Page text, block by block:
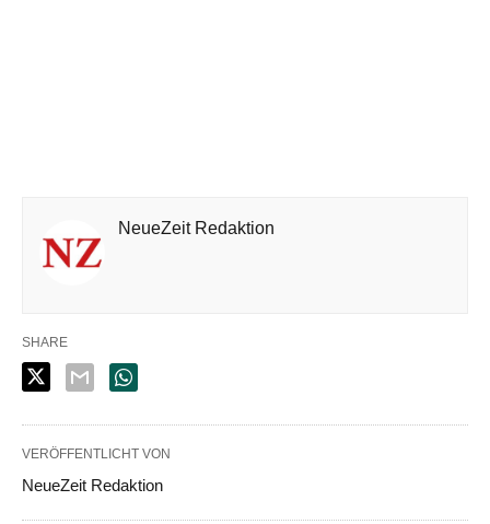
NeueZeit Redaktion
SHARE
VERÖFFENTLICHT VON
NeueZeit Redaktion